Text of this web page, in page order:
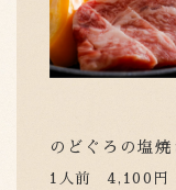
のどぐろの塩焼
1人前 4,100円